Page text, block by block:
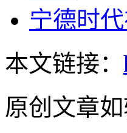
宁德时
本文链接：
原创文章